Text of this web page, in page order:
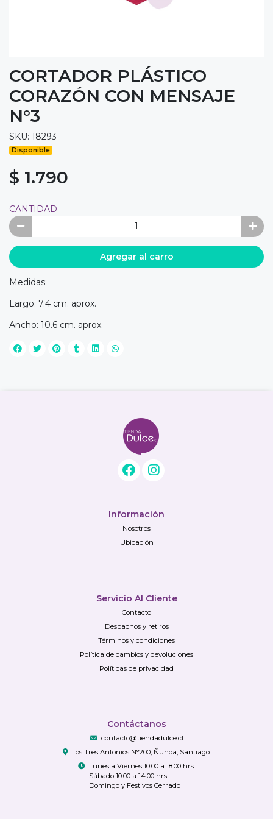
CORTADOR PLÁSTICO
CORAZÓN CON MENSAJE
N°3
SKU: 18293
Disponible
$ 1.790
CANTIDAD
Agregar al carro
Medidas:
Largo: 7.4 cm. aprox.
Ancho: 10.6 cm. aprox.
Información
Nosotros
Ubicación
Servicio Al Cliente
Contacto
Despachos y retiros
Términos y condiciones
Política de cambios y devoluciones
Políticas de privacidad
Contáctanos
contacto@tiendadulce.cl
Los Tres Antonios N°200, Ñuñoa, Santiago.
Lunes a Viernes 10:00 a 18:00 hrs.
Sábado 10:00 a 14:00 hrs.
Domingo y Festivos Cerrado